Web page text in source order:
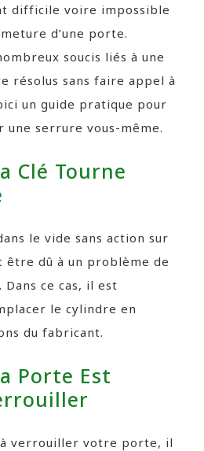
difficile voire impossible
d’une porte.
soucis liés à une
résolus sans faire appel à
un guide pratique pour
une serrure vous-même.
Clé Tourne
le vide sans action sur
être dû à un problème de
ce cas, il est
le cylindre en
du fabricant.
Porte Est
à verrouiller votre porte, il